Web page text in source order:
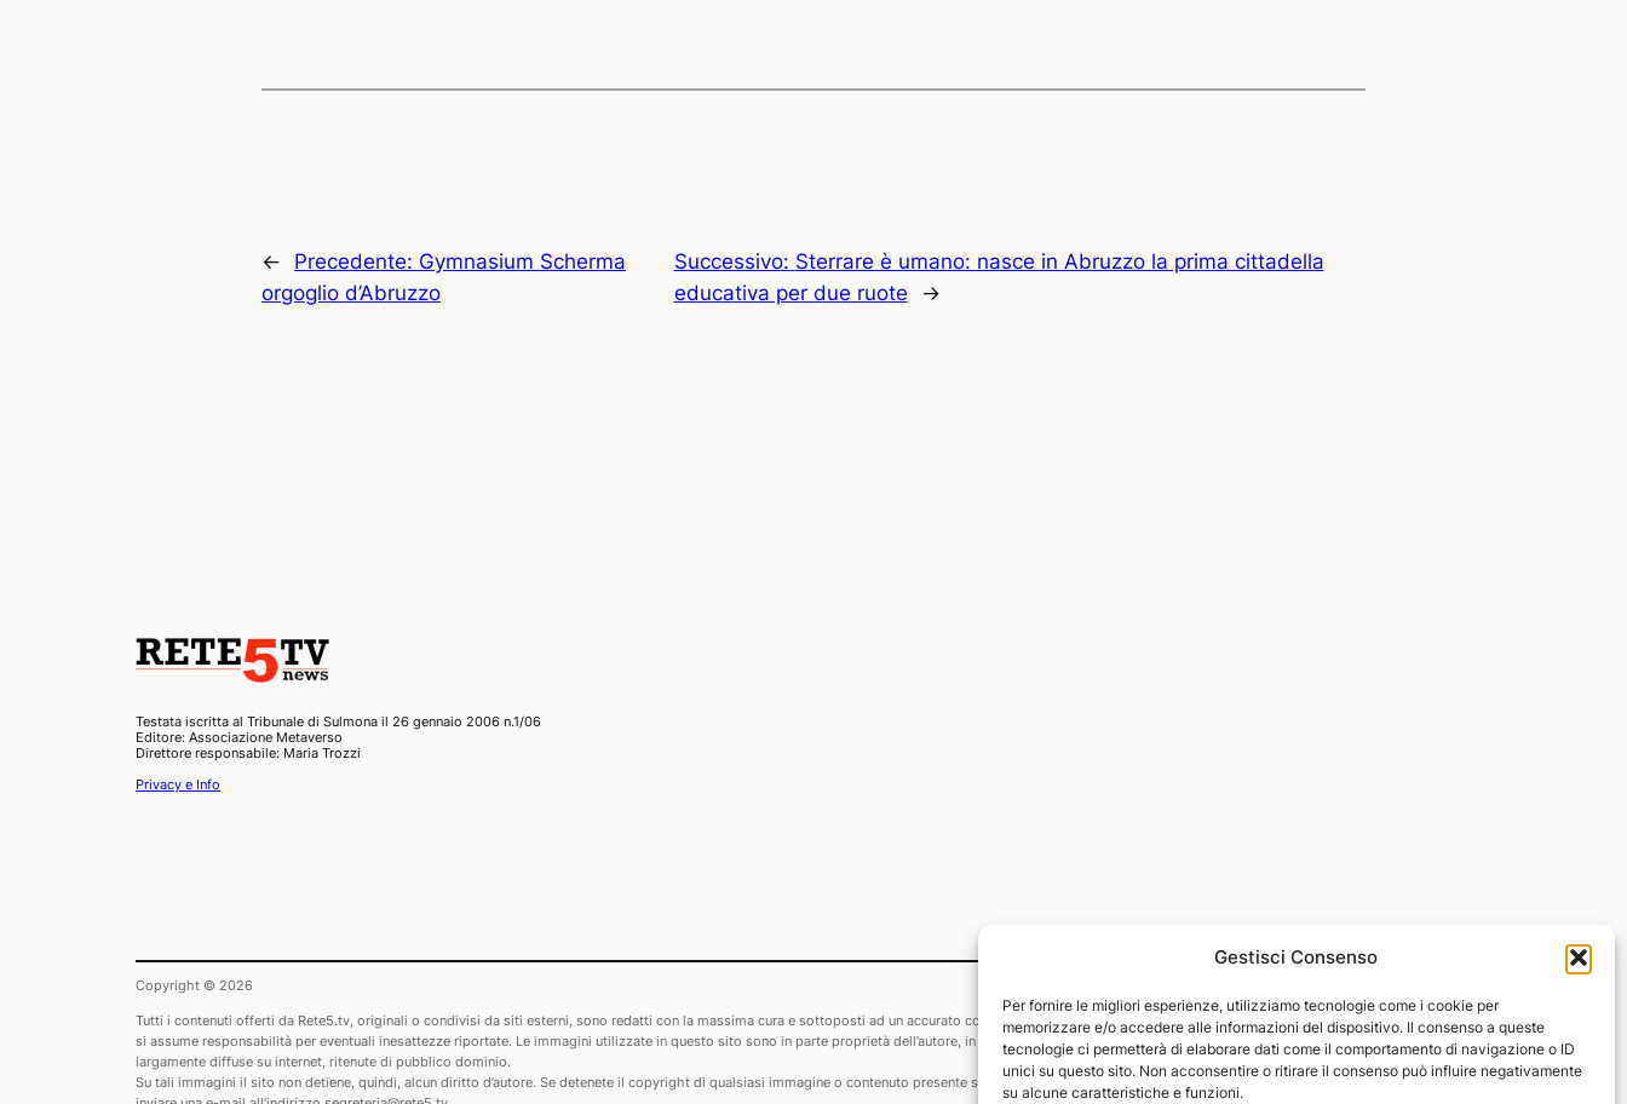
Gestisci Consenso
Per fornire le migliori esperienze, utilizziamo tecnologie come i cookie per
memorizzare e/o accedere alle informazioni del dispositivo. Il consenso a queste
tecnologie ci permetterà di elaborare dati come il comportamento di navigazione o ID
unici su questo sito. Non acconsentire o ritirare il consenso può influire negativamente
su alcune caratteristiche e funzioni.
← Precedente: Gymnasium Scherma
orgoglio d’Abruzzo
Successivo: Sterrare è umano: nasce in Abruzzo la prima cittadella
educativa per due ruote
→
Testata iscritta al Tribunale di Sulmona il 26 gennaio 2006 n.1/06
Editore: Associazione Metaverso
Direttore responsabile: Maria Trozzi
Privacy e Info
Copyright © 2026
Tutti i contenuti offerti da Rete5.tv, originali o condivisi da siti esterni, sono redatti con la massima cura e sottoposti ad un accurato controllo. Le fonti dei contenuti sono sempre indicate, quando presenti. L’autore non
si assume responsabilità per eventuali inesattezze riportate. Le immagini utilizzate in questo sito sono in parte proprietà dell’autore, in parte tratte da altre fonti. Nei casi in cui non è citata la fonte, si tratta di immagini
largamente diffuse su internet, ritenute di pubblico dominio.
Su tali immagini il sito non detiene, quindi, alcun diritto d’autore. Se detenete il copyright di qualsiasi immagine o contenuto presente su questo sito o volete segnalare altri problemi riguardanti i diritti d’autore, potete